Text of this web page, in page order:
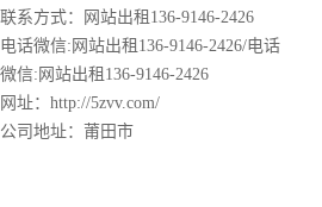
联系方式：网站出租136-9146-2426
电话微信:网站出租136-9146-2426/电话
微信:网站出租136-9146-2426
网址：http://5zvv.com/
公司地址：莆田市